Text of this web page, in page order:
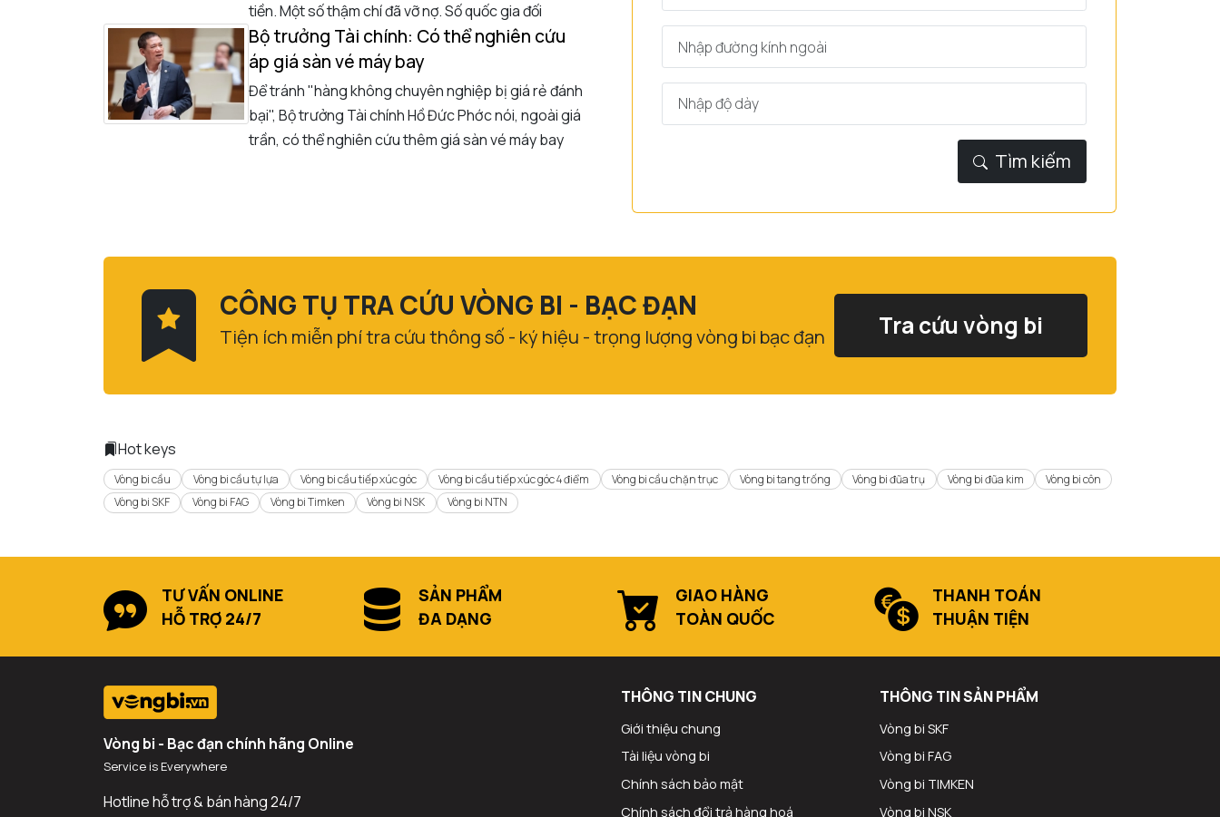
tiền. Một số thậm chí đã vỡ nợ. Số quốc gia đối
Bộ trưởng Tài chính: Có thể nghiên cứu
áp giá sàn vé máy bay
Để tránh "hàng không chuyên nghiệp bị giá rẻ đánh
bại", Bộ trưởng Tài chính Hồ Đức Phớc nói, ngoài giá
trần, có thể nghiên cứu thêm giá sàn vé máy bay
Tìm kiếm
CÔNG TỤ TRA CỨU VÒNG BI - BẠC ĐẠN
Tiện ích miễn phí tra cứu thông số - ký hiệu - trọng lượng vòng bi bạc đạn Tra cứu vòng bi
Hot keys
Vòng bi cầu Vòng bi cầu tự lựa Vòng bi cầu tiếp xúc góc Vòng bi cầu tiếp xúc góc 4 điểm Vòng bi cầu chặn trục Vòng bi tang trống Vòng bi đũa trụ Vòng bi đũa kim
Vòng bi côn
Vòng bi SKF
Vòng bi FAG Vòng bi Timken Vòng bi NSK Vòng bi NTN
TƯ VẤN ONLINE
HỖ TRỢ 24/7
SẢN PHẨM
ĐA DẠNG
GIAO HÀNG
TOÀN QUỐC
THANH TOÁN
THUẬN TIỆN
Vòng bi - Bạc đạn chính hãng Online
Service is Everywhere
Hotline hỗ trợ & bán hàng 24/7
THÔNG TIN CHUNG
Giới thiệu chung
Tài liệu vòng bi
Chính sách bảo mật
Chính sách đổi trả hàng hoá
THÔNG TIN SẢN PHẨM
Vòng bi SKF
Vòng bi FAG
Vòng bi TIMKEN
Vòng bi NSK